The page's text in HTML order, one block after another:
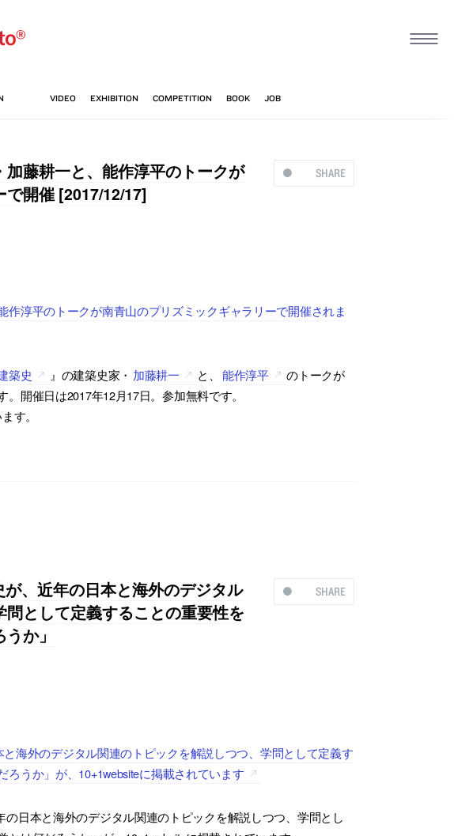
SHARE
加藤耕一と、能作淳平のトークが
開催 [2017/12/17]
作淳平のトークが南青山のプリズミックギャラリーで開催されま
築史 』の建築史家・ 加藤耕一 と、 能作淳平
のトークが
開催日は2017年12月17日。参加無料です。
す。
SHARE
、近年の日本と海外のデジタル
として定義することの重要性を
か」
海外のデジタル関連のトピックを解説しつつ、学問として定義す
うか」が、10+1websiteに掲載されています
の日本と海外のデジタル関連のトピックを解説しつつ、学問とし